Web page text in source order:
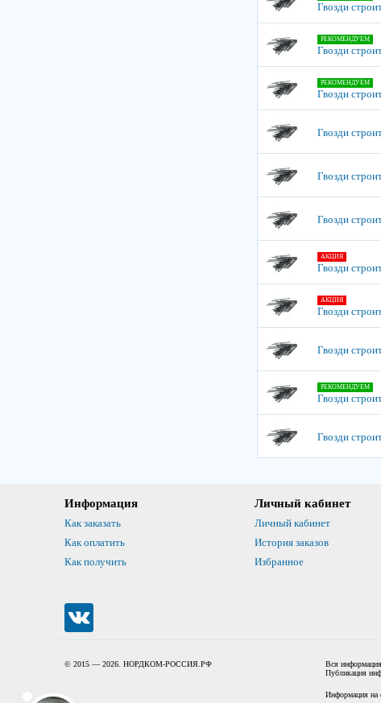
Гвозди
РЕКОМЕНДУЕМ
Гвозди
РЕКОМЕНДУЕМ
Гвозди
Гвозди
Гвозди
Гвозди
АКЦИЯ
Гвозди
АКЦИЯ
Гвозди
Гвозди
РЕКОМЕНДУЕМ
Гвозди
Гвозди
Информация
Как заказать
Как оплатить
Как получить
Личный кабинет
Личный кабинет
История заказов
Избранное
© 2015 — 2026. НОРДКОМ-РОССИЯ.РФ
Вся информация
Публикация
Информация на